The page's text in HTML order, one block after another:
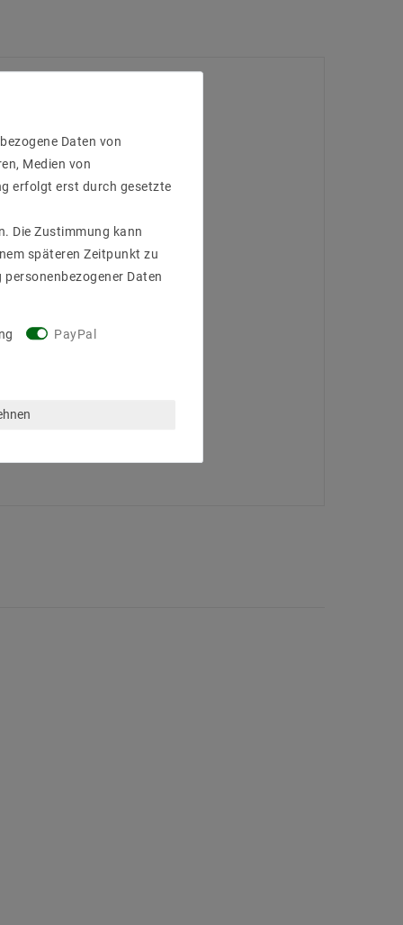
Daten von
Medien von
erfolgt erst durch gesetzte
Die Zustimmung kann
späteren Zeitpunkt zu
Daten
PayPal